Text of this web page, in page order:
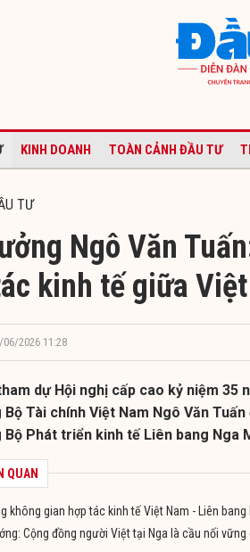
KINH DOANH TOÀN CẢNH ĐẦU TƯ
TƯ
Ngô Văn
kinh tế giữa
06/2026 11:28
dự Hội nghị cấp cao kỷ niệm 35
Bộ Tài chính Việt Nam Ngô Văn
Bộ Phát triển kinh tế Liên bang Nga
QUAN
không gian hợp tác kinh tế Việt Nam - Liên bang
Cộng đồng người Việt tại Nga là cầu nối